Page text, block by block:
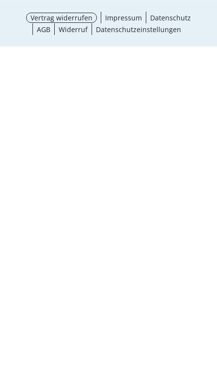
Vertrag widerrufen Impressum
Datenschutz
AGB
Widerruf Datenschutzeinstellungen